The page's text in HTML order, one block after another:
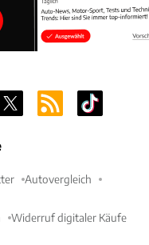
Autovergleich
Widerruf digitaler Käufe